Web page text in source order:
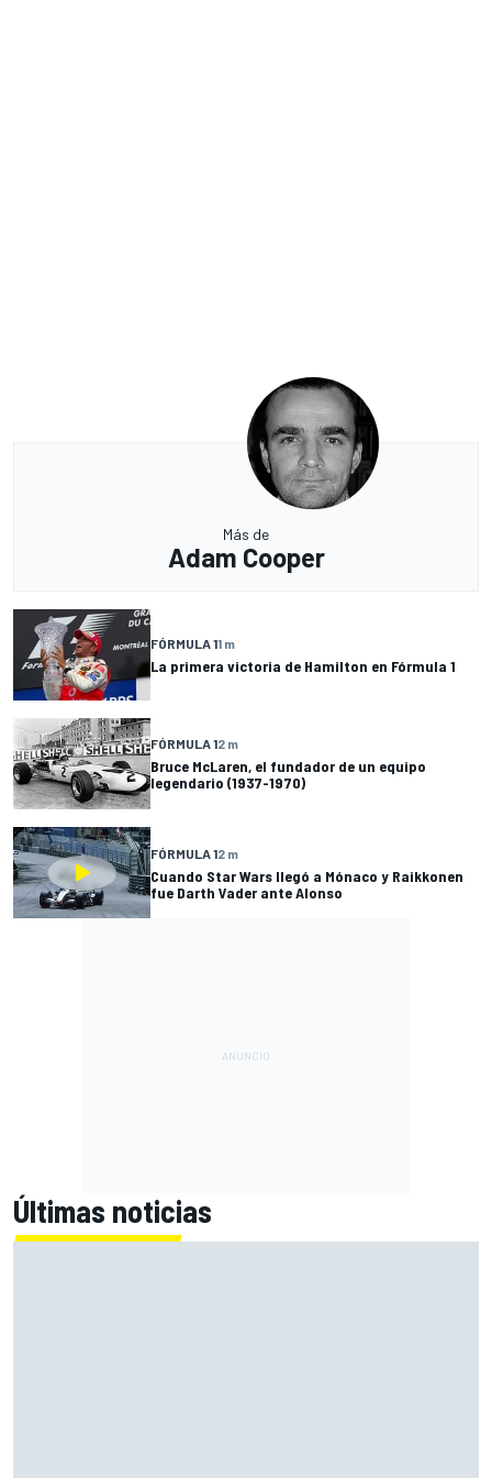
Más de
Adam Cooper
FÓRMULA 11 m
La primera victoria de Hamilton en Fórmula 1
FÓRMULA 12 m
Bruce McLaren, el fundador de un equipo
legendario (1937-1970)
FÓRMULA 12 m
Cuando Star Wars llegó a Mónaco y Raikkonen
fue Darth Vader ante Alonso
Últimas noticias